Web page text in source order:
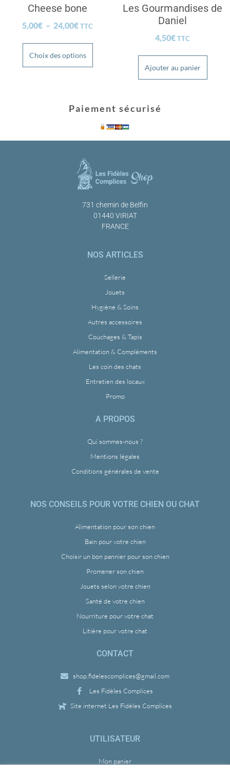
Cheese bone
5,00€ – 24,00€TTC
Choix des options
Les Gourmandises de
Daniel
4,50€TTC
Ajouter au panier
Paiement sécurisé
731 chemin de Belfin
01440 VIRIAT
FRANCE
NOS ARTICLES
Sellerie
Jouets
Hygiène & Soins
Autres accessoires
Couchages & Tapis
Alimentation & Compléments
Les coin des chats
Entretien des locaux
Promo
A PROPOS
Qui sommes-nous ?
Mentions légales
Conditions générales de vente
NOS CONSEILS POUR VOTRE CHIEN OU CHAT
Alimentation pour son chien
Bain pour votre chien
Choisir un bon pannier pour son chien
Promener son chien
Jouets selon votre chien
Santé de votre chien
Nourriture pour votre chat
Litière pour votre chat
CONTACT
shop.fidelescomplices@gmail.com
Les Fidèles Complices
Site internet Les Fidèles Complices
UTILISATEUR
Mon panier